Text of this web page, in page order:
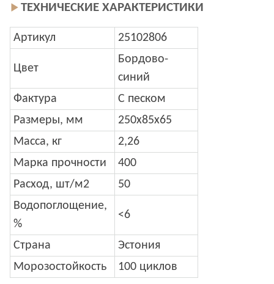
ТЕХНИЧЕСКИЕ ХАРАКТЕРИСТИКИ
Артикул 25102806
Цвет
Бордово-
синий
Фактура
С песком
Размеры, мм
250x85x65
Масса, кг
2,26
Марка прочности
400
Расход, шт/м2
50
Водопоглощение,
%
<6
Страна
Эстония
Морозостойкость
100 циклов